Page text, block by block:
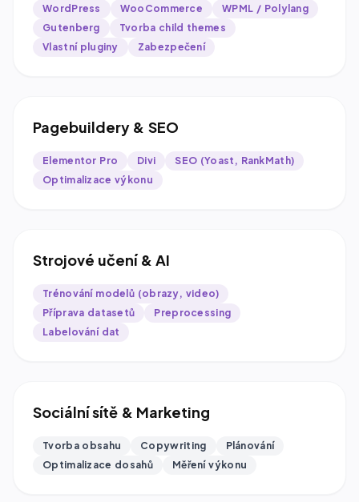
WordPress WooCommerce
WPML / Polylang
Gutenberg
Tvorba child themes
Vlastní pluginy
Zabezpečení
Pagebuildery & SEO
Elementor Pro Divi
SEO (Yoast, RankMath)
Optimalizace výkonu
Strojové učení & AI
Trénování modelů (obrazy, video)
Příprava datasetů
Preprocessing
Labelování dat
Sociální sítě & Marketing
Tvorba obsahu Copywriting
Plánování
Optimalizace dosahů
Měření výkonu